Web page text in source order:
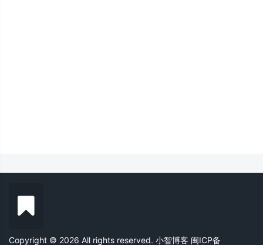
Copyright © 2026 All rights reserved. 小智博客 闽ICP备